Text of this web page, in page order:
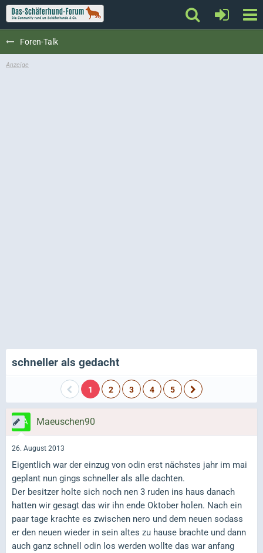
Foren-Talk
schneller als gedacht
1 2 3 4 5
Maeuschen90
26. August 2013
Eigentlich war der einzug von odin erst nächstes jahr im mai
geplant nun gings schneller als alle dachten.
Der besitzer holte sich noch nen 3 ruden ins haus danach
hatten wir gesagt das wir ihn ende Oktober holen. Nach ein
paar tage krachte es zwischen nero und dem neuen sodass
er den neuen wieder in sein altes zu hause brachte und dann
auch ganz schnell odin los werden wollte das war anfang